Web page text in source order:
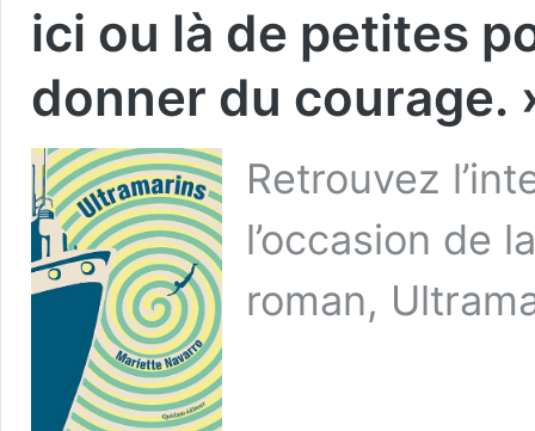
ici ou là de petites
donner du courage.
Retrouvez
l’occasion de
roman,